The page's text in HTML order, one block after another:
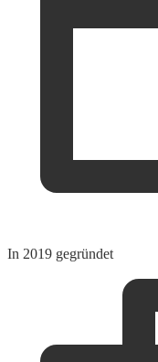
In 2019 gegründet